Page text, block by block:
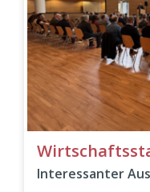
Interessanter